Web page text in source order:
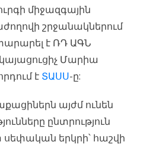
միջազգային
շրջանակներում
է ՌԴ ԱԳՆ
Մարիա
է ՏԱՍՍ-ը:
այժմ ունեն
ընտրություն
երկրի՝ հաշվի